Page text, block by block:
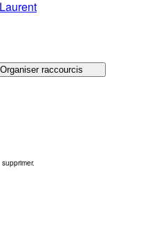
Organiser raccourcis